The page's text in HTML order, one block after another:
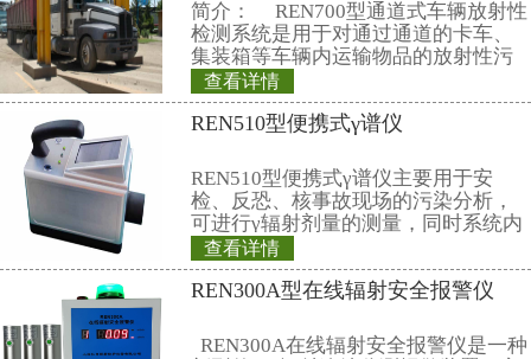
REN300B在线辐射
新型的x-γ辐射连续
采用特殊设计的前
灵敏度高、操作方
阈值报警等特点，
剂量率；仪器内置
能，能存储10年的
供强大的RenLocal
软件。考虑
REN500L型环境
气比释动能率仪
REN500L环境监测
闪烁晶体作为探测